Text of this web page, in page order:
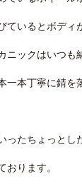
ているとボディ
ニックはいつも
一本丁寧に錆を
ったちょっとし
おります。